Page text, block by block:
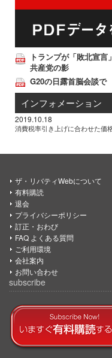
トランプが「敗北宣
共産党の影
G20の日露首脳会談で
インフォメーション
2019.10.18
消費税率引き上げに合わせた価
ザ・リバティWebについて
有料購読
退会
プライバシーポリシー
訂正・おわび
FAQ よくある質問
ご利用環境
会社案内
お問い合わせ
subscribe